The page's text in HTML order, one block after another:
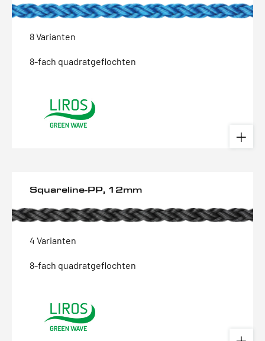
8 Varianten
8-fach quadratgeflochten
Squareline-PP, 12mm
4 Varianten
8-fach quadratgeflochten